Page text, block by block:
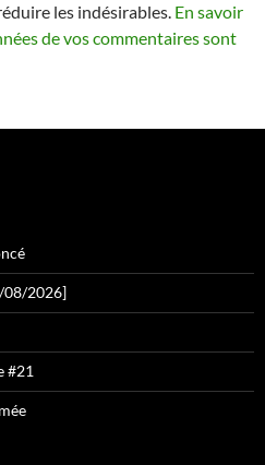
les indésirables. En savoir
de vos commentaires sont
08/2026]
#21